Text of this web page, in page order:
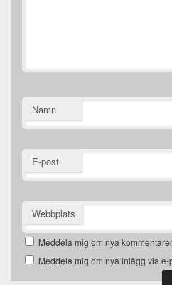
Namn
E-post
Webbplats
Meddela mig om nya
Meddela mig om nya inlägg via e-